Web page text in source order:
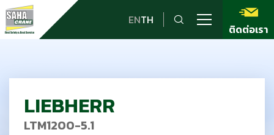
ENTH
ติดต่อเรา
LIEBHERR
LTM1200-5.1